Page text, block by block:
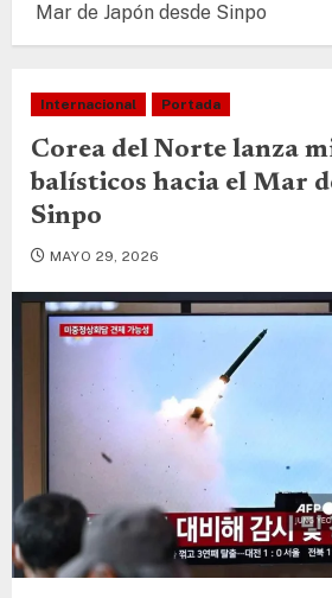
Mar de Japón desde Sinpo
Internacional Portada
Corea del Norte lanza
balísticos hacia el Mar
Sinpo
MAYO 29, 2026